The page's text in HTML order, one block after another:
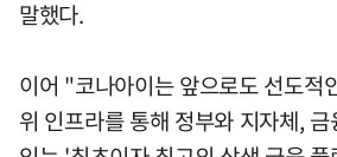
말했다.
이어 "코나아이는 앞으로도 선도적
위 인프라를 통해 정부와 지자체,